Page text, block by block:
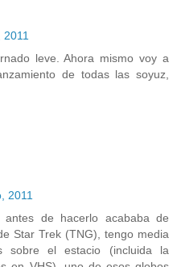
leve. Ahora mismo voy a
de todas las soyuz,
2011
de hacerlo acababa de
Star Trek (TNG), tengo media
sobre el estacio (incluida la